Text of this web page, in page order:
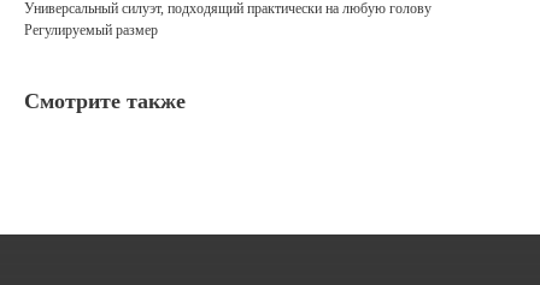
Универсальный силуэт, подходящий практически на любую голову
Регулируемый размер
Смотрите также